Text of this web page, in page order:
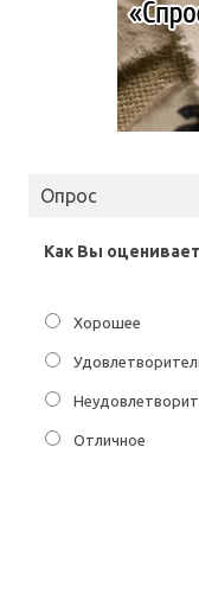
Опрос
Как Вы
Хорошее
Отличное